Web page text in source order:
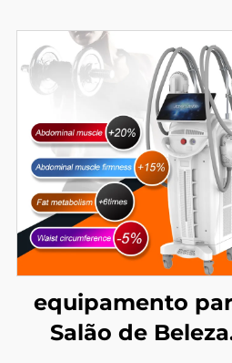
equipamento
Salão de Beleza